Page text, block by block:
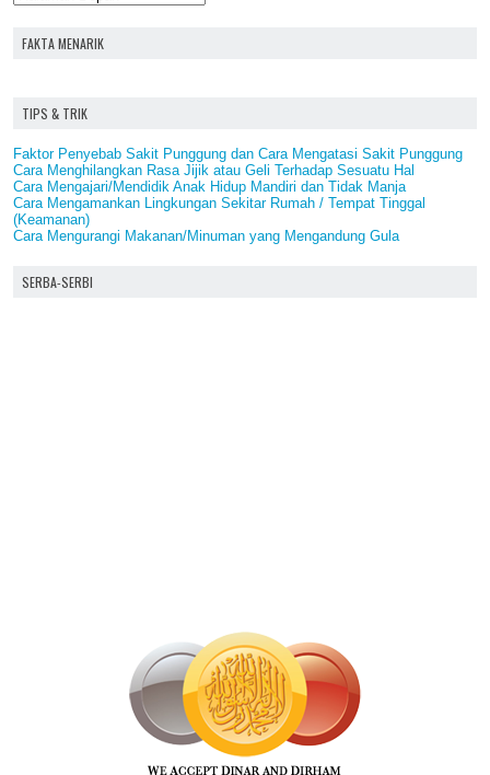
FAKTA MENARIK
TIPS & TRIK
Faktor Penyebab Sakit Punggung dan Cara Mengatasi Sakit Punggung
Cara Menghilangkan Rasa Jijik atau Geli Terhadap Sesuatu Hal
Cara Mengajari/Mendidik Anak Hidup Mandiri dan Tidak Manja
Cara Mengamankan Lingkungan Sekitar Rumah / Tempat Tinggal
(Keamanan)
Cara Mengurangi Makanan/Minuman yang Mengandung Gula
SERBA-SERBI